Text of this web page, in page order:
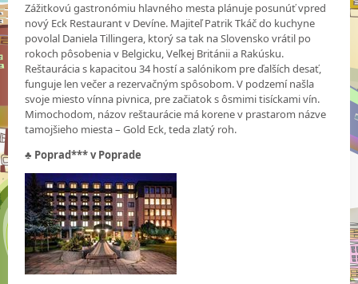
Zážitkovú gastronómiu hlavného mesta plánuje posunúť vpred
nový Eck Restaurant v Devíne. Majiteľ Patrik Tkáč do kuchyne
povolal Daniela Tillingera, ktorý sa tak na Slovensko vrátil po
rokoch pôsobenia v Belgicku, Veľkej Británii a Rakúsku.
Reštaurácia s kapacitou 34 hostí a salónikom pre ďalších desať,
funguje len večer a rezervačným spôsobom. V podzemí našla
svoje miesto vínna pivnica, pre začiatok s ôsmimi tisíckami vín.
Mimochodom, názov reštaurácie má korene v prastarom názve
tamojšieho miesta – Gold Eck, teda zlatý roh.
♣ Poprad*** v Poprade